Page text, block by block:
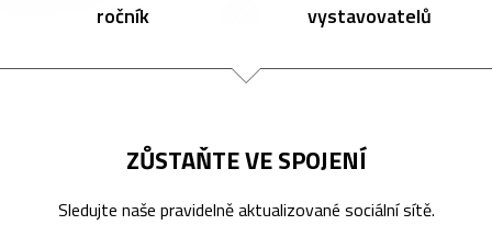
ročník vystavovatelů
ZŮSTAŇTE VE SPOJENÍ
Sledujte naše pravidelně aktualizované sociální sítě.